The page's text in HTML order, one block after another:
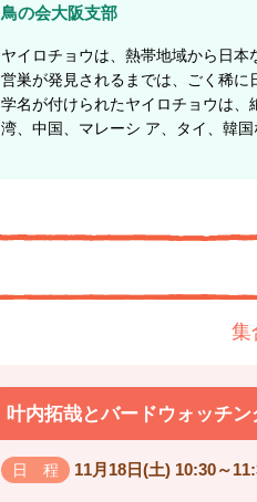
鳥の会大阪支部
ヤイロチョウは、熱帯地域から日
営巣が発見されるまでは、ごく稀
学名が付けられたヤイロチョウは
湾、中国、マレーシ ア、タイ、韓
集
叶内拓哉とバードウォッチン
日 程 11月18日(土) 10:30～